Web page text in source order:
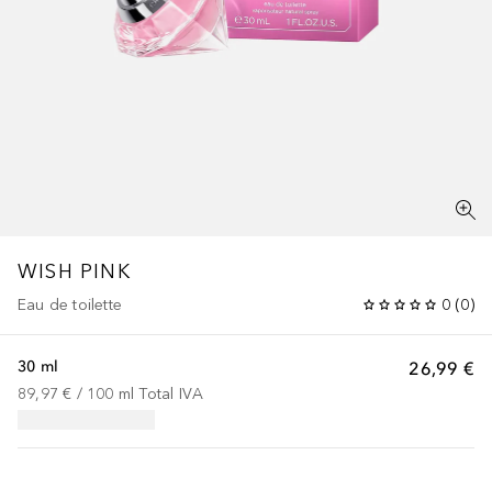
WISH PINK
Eau de toilette 0 (0)
26,99 €
30 ml
89,97 € / 100 ml Total IVA